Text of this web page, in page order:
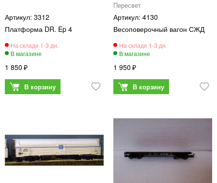
3312
Платформа DR. Ep 4
1 850
Пересвет
4130
Весоповерочный вагон СЖД
1 950